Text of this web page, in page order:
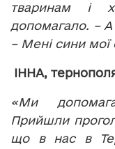
тваринам і
допомагало. – А
– Мені сини мої
ІННА,
«Ми
Прийшли
що в нас в